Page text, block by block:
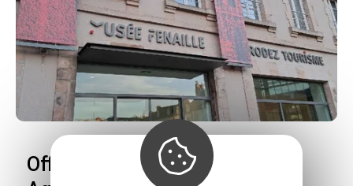
Office de Tourisme Rodez